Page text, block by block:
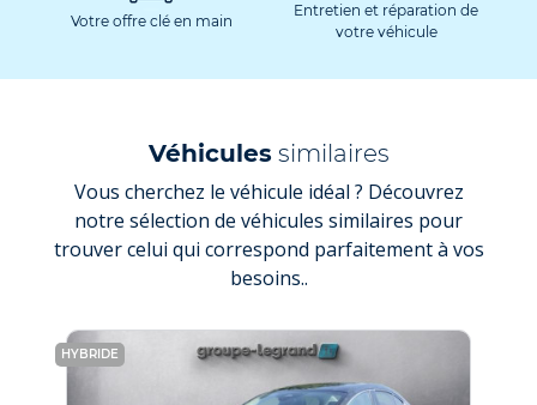
Votre offre clé en main
Entretien et réparation de
votre véhicule
Véhiculessimilaires
Vous cherchez le véhicule idéal ? Découvrez
notre sélection de véhicules similaires pour
trouver celui qui correspond parfaitement à vos
besoins..
HYBRIDE